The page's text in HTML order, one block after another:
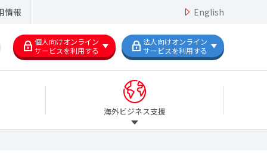
情報 English
個人向けオンライン
サービスを利用する
法人向けオンライン
サービスを利用する
海外ビジネス支援